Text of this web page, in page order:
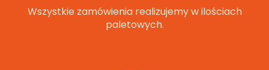
Wszystkie zamówienia realizujemy w ilościach
paletowych.